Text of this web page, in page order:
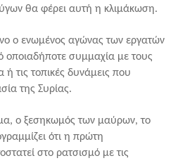
θα φέρει αυτή η κλιμάκωση.
ο ενωμένος αγώνας των εργατών
οποιαδήποτε συμμαχία με τους
ή τις τοπικές δυνάμεις που
της Συρίας.
ο ξεσηκωμός των μαύρων, το
ότι η πρώτη
στο ρατσισμό με τις